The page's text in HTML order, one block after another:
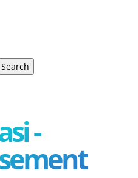
Search
-